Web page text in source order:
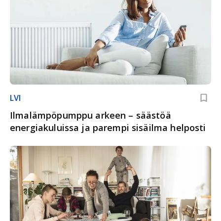
LVI
Ilmalämpöpumppu arkeen – säästöä
energiakuluissa ja parempi sisäilma helposti